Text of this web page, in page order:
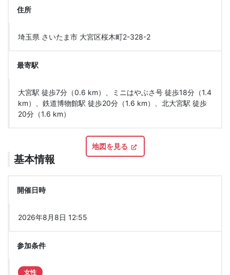
住所
埼玉県 さいたま市 大宮区桜木町2-328-2
最寄駅
大宮駅 徒歩7分（0.6 km）、ミニはやぶさ号 徒歩18分（1.4
km）、鉄道博物館駅 徒歩20分（1.6 km）、北大宮駅 徒歩
20分（1.6 km）
地図を見る
基本情報
開催日時
2026年8月8日 12:55
参加条件
女性